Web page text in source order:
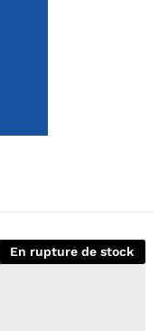
En rupture de stock